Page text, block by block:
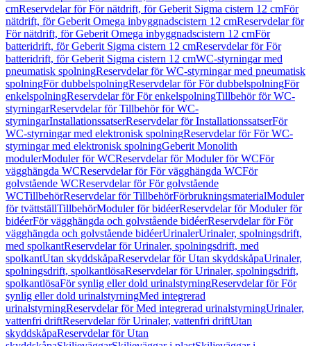
cmReservdelar för För nätdrift, för Geberit Sigma cistern 12 cmFör
nätdrift, för Geberit Omega inbyggnadscistern 12 cmReservdelar för
För nätdrift, för Geberit Omega inbyggnadscistern 12 cmFör
batteridrift, för Geberit Sigma cistern 12 cmReservdelar för För
batteridrift, för Geberit Sigma cistern 12 cmWC-styrningar med
pneumatisk spolningReservdelar för WC-styrningar med pneumatisk
spolningFör dubbelspolningReservdelar för För dubbelspolningFör
enkelspolningReservdelar för För enkelspolningTillbehör för WC-
styrningarReservdelar för Tillbehör för WC-
styrningarInstallationssatserReservdelar för InstallationssatserFör
WC-styrningar med elektronisk spolningReservdelar för För WC-
styrningar med elektronisk spolningGeberit Monolith
modulerModuler för WCReservdelar för Moduler för WCFör
vägghängda WCReservdelar för För vägghängda WCFör
golvstående WCReservdelar för För golvstående
WCTillbehörReservdelar för TillbehörFörbrukningsmaterialModuler
för tvättställTillbehörModuler för bidéerReservdelar för Moduler för
bidéerFör vägghängda och golvstående bidéerReservdelar för För
vägghängda och golvstående bidéerUrinalerUrinaler, spolningsdrift,
med spolkantReservdelar för Urinaler, spolningsdrift, med
spolkantUtan skyddskåpaReservdelar för Utan skyddskåpaUrinaler,
spolningsdrift, spolkantlösaReservdelar för Urinaler, spolningsdrift,
spolkantlösaFör synlig eller dold urinalstyrningReservdelar för För
synlig eller dold urinalstyrningMed integrerad
urinalstyrningReservdelar för Med integrerad urinalstyrningUrinaler,
vattenfri driftReservdelar för Urinaler, vattenfri driftUtan
skyddskåpaReservdelar för Utan